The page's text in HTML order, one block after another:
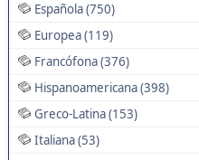
Española (750)
Europea (119)
Francófona (376)
Hispanoamericana (398)
Greco-Latina (153)
Italiana (53)